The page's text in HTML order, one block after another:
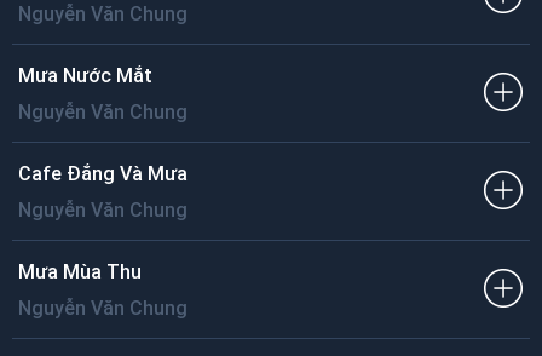
Nguyễn Văn Chung
Mưa Nước Mắt
Nguyễn Văn Chung
Cafe Đắng Và Mưa
Nguyễn Văn Chung
Mưa Mùa Thu
Nguyễn Văn Chung